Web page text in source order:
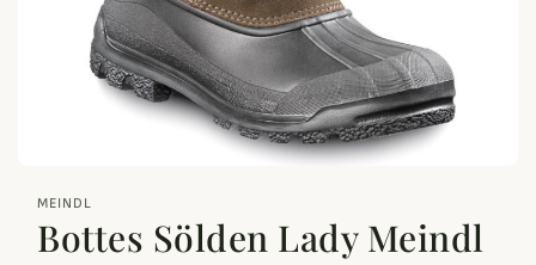
MEINDL
Bottes Sölden Lady Meindl